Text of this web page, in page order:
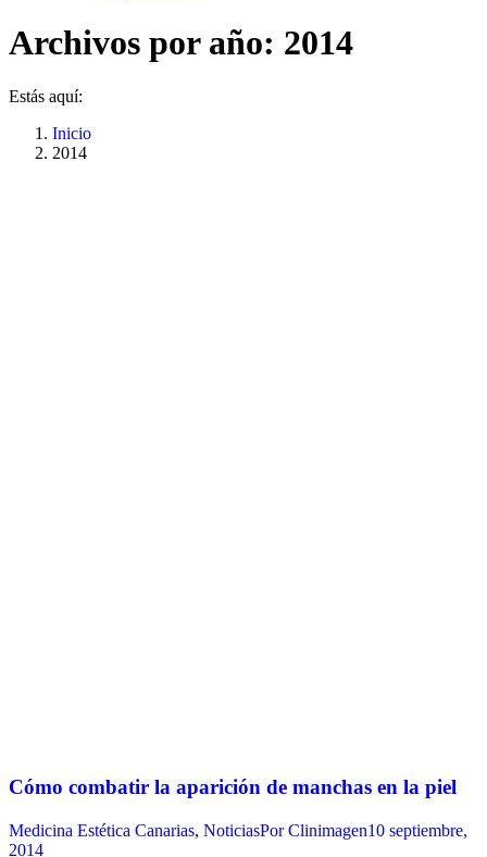
Archivos por año: 2014
Estás aquí:
Inicio
2014
Cómo combatir la aparición de manchas en la piel
Medicina Estética Canarias, NoticiasPorClinimagen10 septiembre,
2014